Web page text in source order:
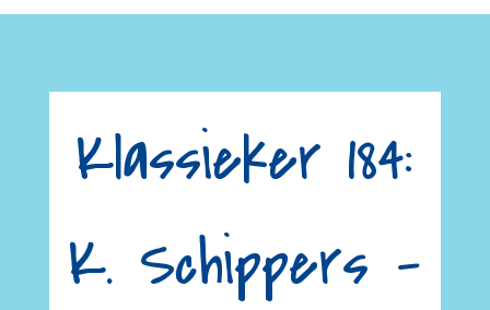
Klassieker 184:
K. Schippers –